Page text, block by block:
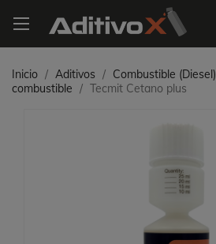
Inicio Aditivos Combustible (Diesel)
combustible
Tecmit Cetano plus